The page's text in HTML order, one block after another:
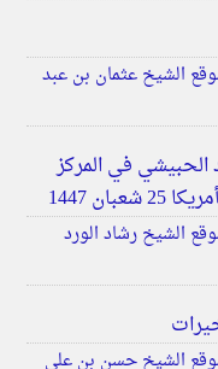
الشيخ عثمان بن عبد
في المركز
1447
الشيخ رشاد الورد
الشيخ حسن بن علي